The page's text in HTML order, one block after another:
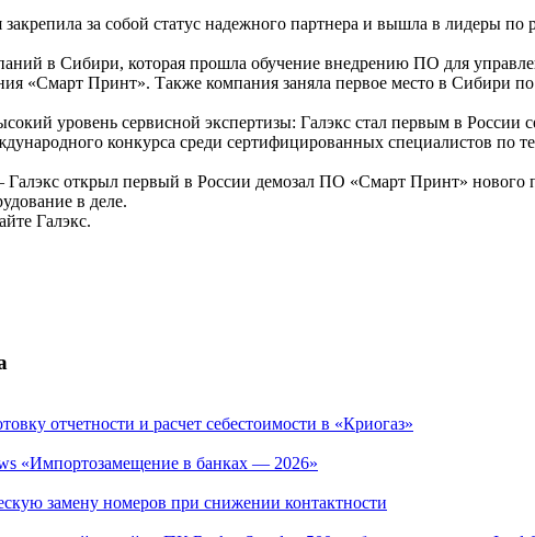
за собой статус надежного партнера и вышла в лидеры по
в Сибири, которая прошла обучение внедрению ПО для
«Смарт Принт». Также компания заняла первое место в Сибири
уровень сервисной экспертизы: Галэкс стал первым в
конкурса среди сертифицированных специалистов по
открыл первый в России демозал ПО «Смарт Принт» нового
в деле.
Галэкс.
отчетности и расчет себестоимости в «Криогаз»
«Импортозамещение в банках — 2026»
замену номеров при снижении контактности